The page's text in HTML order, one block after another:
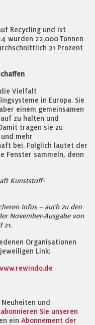
Recycling und ist
wurden 22.000 Tonnen
21 Prozent
Vielfalt
in Europa. Sie
einem gemeinsamen
zu halten und
tragen sie zu
und mehr
bei. Folglich lautet der
Fenster sammeln, denn
Kunststoff-
Infos – auch zu den
November-Ausgabe von
21.
Organisationen
Link:
und
abonnieren Sie unseren
ein Abonnement der